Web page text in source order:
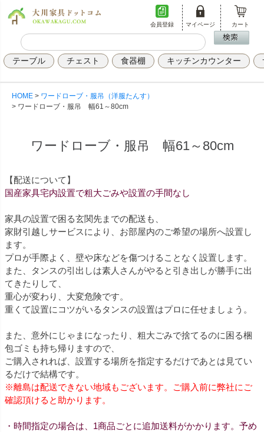
会員登録 マイページ カート
テーブル チェスト 食器棚 キッチンカウンター
HOME
ワードローブ・服吊（洋服たんす）
ワードローブ・服吊 幅61～80cm
ワードローブ・服吊 幅61～80cm
【配送について】
国産家具宅内設置で粗大ごみや設置の手間なし
家具の設置で困る玄関先までの配送も、
家財引越しサービスにより、お部屋内のご希望の場所へ設置し
ます。
プロが手際よく、壁や床などを傷つけることなく設置します。
また、タンスの引出しは素人さんがやると引き出しが勝手に出
てきたりして、
重心が変わり、大変危険です。
重くて設置にコツがいるタンスの設置はプロに任せましょう。
また、意外にじゃまになったり、粗大ごみで捨てるのに困る梱
包ゴミも持ち帰りますので、
ご購入されれば、設置する場所を指定するだけであとは見てい
るだけで結構です。
※離島は配送できない地域もございます。ご購入前に弊社にご
確認頂けると助かります。
・時間指定の場合は、1商品ごとに追加送料がかかります。予め